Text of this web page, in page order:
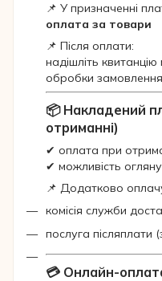
📌 У призначенні
оплата за товари
📌 Після оплати:
надішліть
обробки замовлення
📦 Накладений
отриманні)
✔ оплата при
✔ можливість
📌 Додатково
комісія служби
послуга післяплати
💳 Онлайн-